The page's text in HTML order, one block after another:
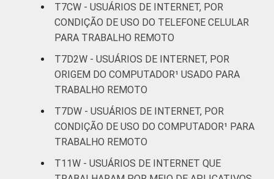
T7CW - USUÁRIOS DE INTERNET, POR
CONDIÇÃO DE USO DO TELEFONE CELULAR
PARA TRABALHO REMOTO
T7D2W - USUÁRIOS DE INTERNET, POR
ORIGEM DO COMPUTADOR¹ USADO PARA
TRABALHO REMOTO
T7DW - USUÁRIOS DE INTERNET, POR
CONDIÇÃO DE USO DO COMPUTADOR¹ PARA
TRABALHO REMOTO
T11W - USUÁRIOS DE INTERNET QUE